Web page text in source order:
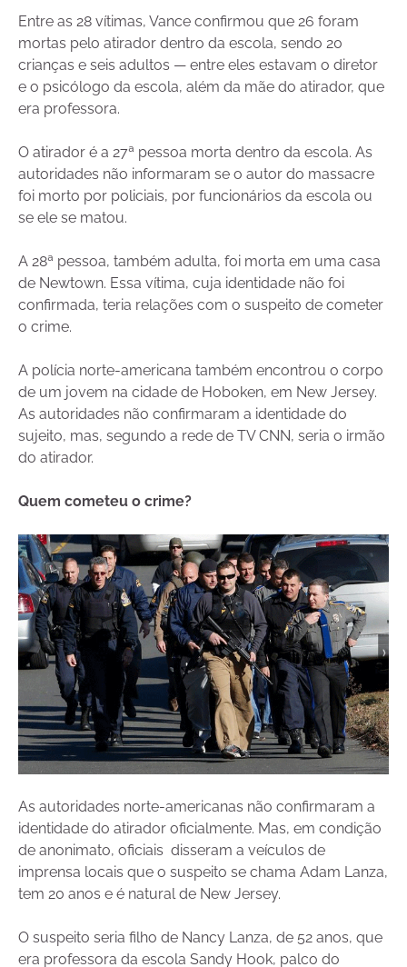
Entre as 28 vítimas, Vance confirmou que 26 foram
mortas pelo atirador dentro da escola, sendo 20
crianças e seis adultos — entre eles estavam o diretor
e o psicólogo da escola, além da mãe do atirador, que
era professora.
O atirador é a 27ª pessoa morta dentro da escola. As
autoridades não informaram se o autor do massacre
foi morto por policiais, por funcionários da escola ou
se ele se matou.
A 28ª pessoa, também adulta, foi morta em uma casa
de Newtown. Essa vítima, cuja identidade não foi
confirmada, teria relações com o suspeito de cometer
o crime.
A polícia norte-americana também encontrou o corpo
de um jovem na cidade de Hoboken, em New Jersey.
As autoridades não confirmaram a identidade do
sujeito, mas, segundo a rede de TV CNN, seria o irmão
do atirador.
Quem cometeu o crime?
As autoridades norte-americanas não confirmaram a
identidade do atirador oficialmente. Mas, em condição
de anonimato, oficiais disseram a veículos de
imprensa locais que o suspeito se chama Adam Lanza,
tem 20 anos e é natural de New Jersey.
O suspeito seria filho de Nancy Lanza, de 52 anos, que
era professora da escola Sandy Hook, palco do